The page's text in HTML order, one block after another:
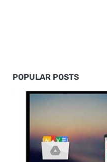
POPULAR POSTS